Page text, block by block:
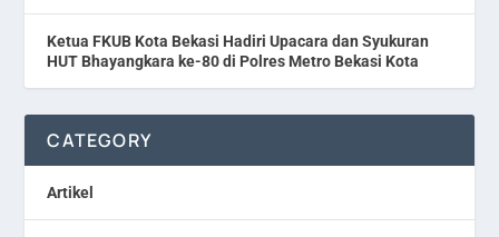
Ketua FKUB Kota Bekasi Hadiri Upacara dan Syukuran
HUT Bhayangkara ke-80 di Polres Metro Bekasi Kota
CATEGORY
Artikel